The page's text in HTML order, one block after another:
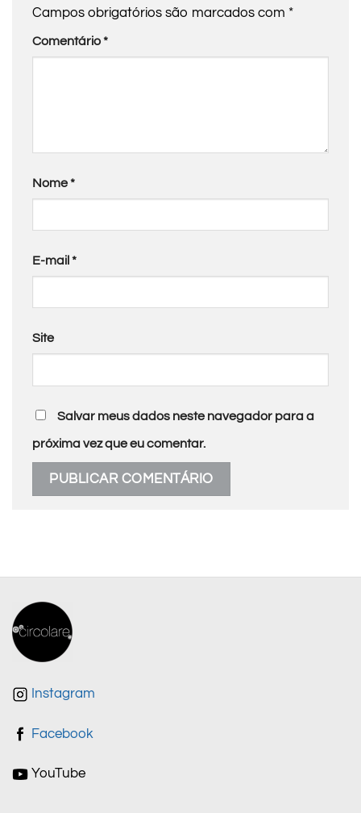
Campos obrigatórios são marcados com *
Comentário*
Nome*
E-mail *
Site
Salvar meus dados neste navegador para a
próxima vez que eu comentar.
Instagram
Facebook
YouTube